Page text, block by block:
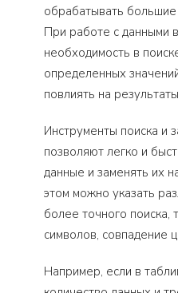
обрабатывать
При работе с данными
необходимость в
определенных
повлиять на
Инструменты поиска и
позволяют легко и
данные и заменять их
этом можно указать
более точного поиска,
символов, совпадение
Например, если в